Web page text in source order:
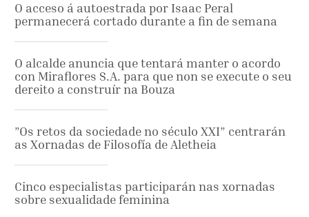
O acceso á autoestrada por Isaac Peral
permanecerá cortado durante a fin de semana
O alcalde anuncia que tentará manter o acordo
con Miraflores S.A. para que non se execute o seu
dereito a construír na Bouza
”Os retos da sociedade no século XXI” centrarán
as Xornadas de Filosofía de Aletheia
Cinco especialistas participarán nas xornadas
sobre sexualidade feminina